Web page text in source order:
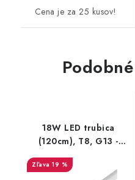
Cena je za 25 kusov!
18W LED trubica
(120cm), T8, G13 -
19 %